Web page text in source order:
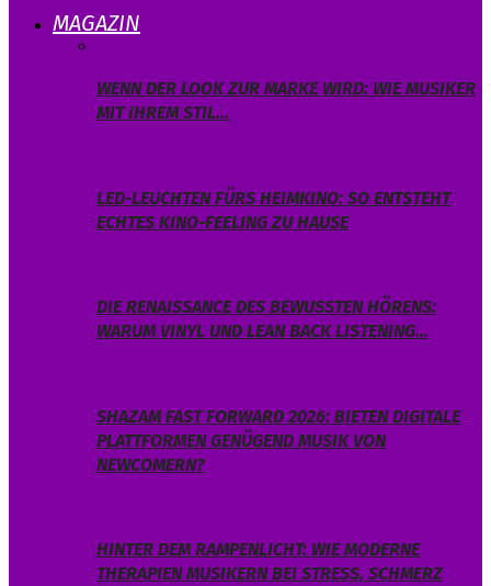
MAGAZIN
WENN DER LOOK ZUR MARKE WIRD: WIE MUSIKER
MIT IHREM STIL…
LED-LEUCHTEN FÜRS HEIMKINO: SO ENTSTEHT
ECHTES KINO-FEELING ZU HAUSE
DIE RENAISSANCE DES BEWUSSTEN HÖRENS:
WARUM VINYL UND LEAN BACK LISTENING…
SHAZAM FAST FORWARD 2026: BIETEN DIGITALE
PLATTFORMEN GENÜGEND MUSIK VON
NEWCOMERN?
HINTER DEM RAMPENLICHT: WIE MODERNE
THERAPIEN MUSIKERN BEI STRESS, SCHMERZ